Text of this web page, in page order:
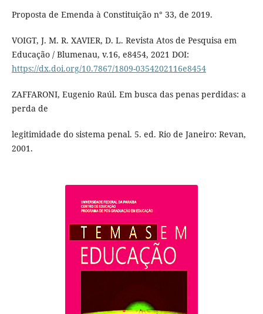
Proposta de Emenda à Constituição n° 33, de 2019.
VOIGT, J. M. R. XAVIER, D. L. Revista Atos de Pesquisa em
Educação / Blumenau, v.16, e8454, 2021 DOI:
https://dx.doi.org/10.7867/1809-0354202116e8454
ZAFFARONI, Eugenio Raúl. Em busca das penas perdidas: a
perda de
legitimidade do sistema penal. 5. ed. Rio de Janeiro: Revan,
2001.